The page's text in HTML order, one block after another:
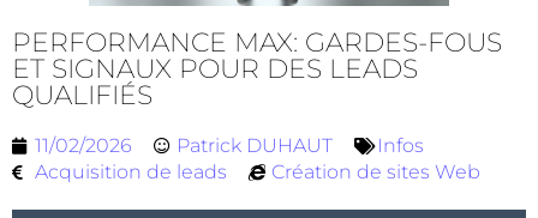
PERFORMANCE MAX: GARDES-FOUS
ET SIGNAUX POUR DES LEADS
QUALIFIÉS
11/02/2026 Patrick DUHAUT
Infos
Acquisition de leads
Création de sites Web